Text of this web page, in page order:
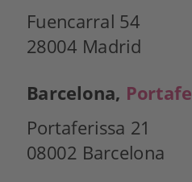
Fuencarral 54
28004 Madrid
Barcelona,
Portaferissa 21
08002 Barcelona